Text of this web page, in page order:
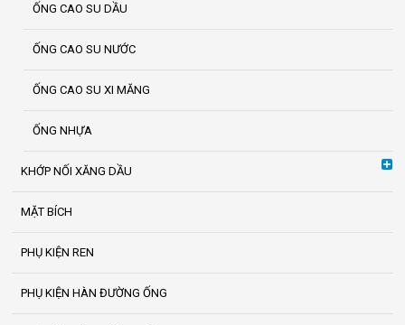
ỐNG CAO SU DẦU
ỐNG CAO SU NƯỚC
ỐNG CAO SU XI MĂNG
ỐNG NHỰA
KHỚP NỐI XĂNG DẦU
MẶT BÍCH
PHỤ KIỆN REN
PHỤ KIỆN HÀN ĐƯỜNG ỐNG